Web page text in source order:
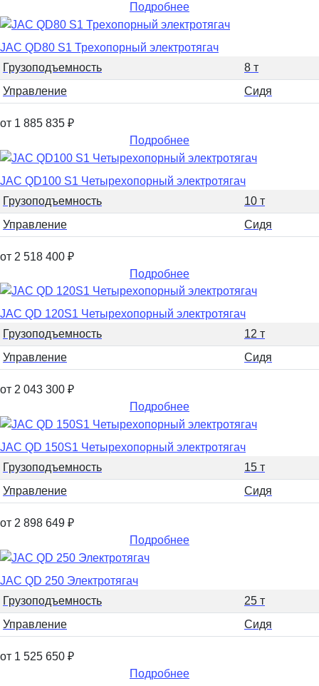
Подробнее
JAC QD80 S1 Трехопорный электротягач
Грузоподъемность
8 т
Управление
Сидя
от 1 885 835 ₽
Подробнее
JAC QD100 S1 Четырехопорный электротягач
Грузоподъемность
10 т
Управление
Сидя
от 2 518 400 ₽
Подробнее
JAC QD 120S1 Четырехопорный электротягач
Грузоподъемность
12 т
Управление
Сидя
от 2 043 300 ₽
Подробнее
JAC QD 150S1 Четырехопорный электротягач
Грузоподъемность
15 т
Управление
Сидя
от 2 898 649 ₽
Подробнее
JAC QD 250 Электротягач
Грузоподъемность
25 т
Управление
Сидя
от 1 525 650 ₽
Подробнее